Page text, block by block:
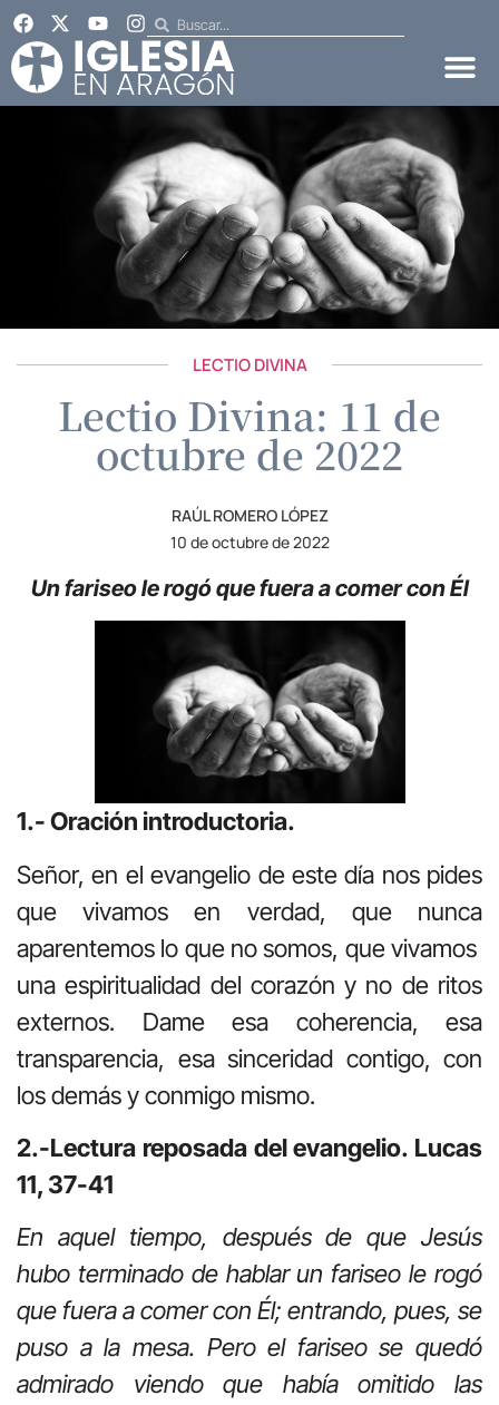
LECTIO DIVINA
Lectio Divina: 11 de
octubre de 2022
RAÚL ROMERO LÓPEZ
10 de octubre de 2022
Un fariseo le rogó que fuera a comer con Él
1.- Oración introductoria.
Señor, en el evangelio de este día nos pides
que vivamos en verdad, que nunca
aparentemos lo que no somos, que vivamos
una espiritualidad del corazón y no de ritos
externos. Dame esa coherencia, esa
transparencia, esa sinceridad contigo, con
los demás y conmigo mismo.
2.-Lectura reposada del evangelio. Lucas
11, 37-41
En aquel tiempo, después de que Jesús
hubo terminado de hablar un fariseo le rogó
que fuera a comer con Él; entrando, pues, se
puso a la mesa. Pero el fariseo se quedó
admirado viendo que había omitido las